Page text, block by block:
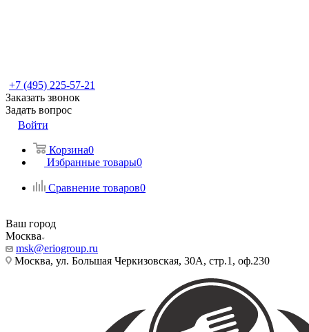
+7 (495) 225-57-21
Заказать звонок
Задать вопрос
Войти
Корзина0
Избранные товары0
Сравнение товаров0
Ваш город
Москва
msk@eriogroup.ru
Москва, ул. Большая Черкизовская, 30А, стр.1, оф.230